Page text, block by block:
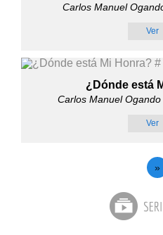
Carlos Manuel
Ver
¿Dónde está
Carlos Manuel Ogando
Ver
»